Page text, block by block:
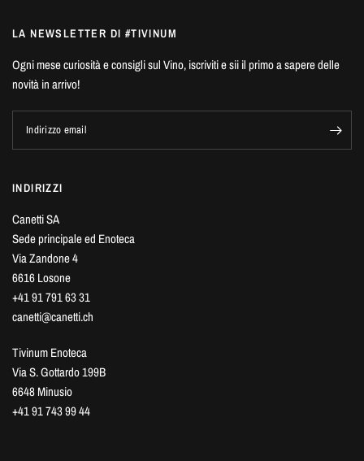
LA NEWSLETTER DI #TIVINUM
Ogni mese curiosità e consigli sul Vino, iscriviti e sii il primo a sapere delle
novità in arrivo!
Indirizzo email
INDIRIZZI
Canetti SA
Sede principale ed Enoteca
Via Zandone 4
6616 Losone
+41 91 791 63 31
canetti@canetti.ch
Tivinum Enoteca
Via S. Gottardo 199B
6648 Minusio
+41 91 743 99 44